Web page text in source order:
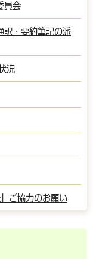
員会
訳・要約筆記の派
況
ご協力のお願い